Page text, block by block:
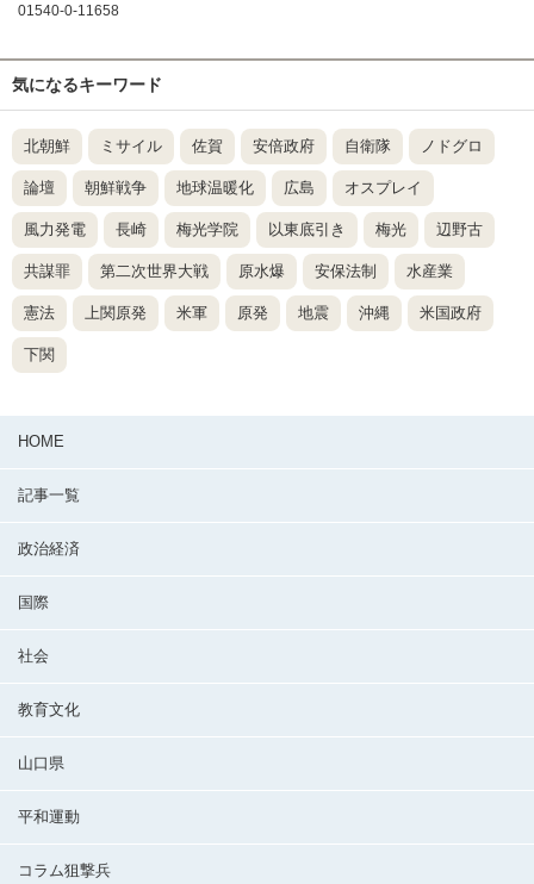
01540-0-11658
気になるキーワード
北朝鮮 ミサイル 佐賀 安倍政府 自衛隊 ノドグロ
論壇 朝鮮戦争 地球温暖化 広島 オスプレイ
風力発電 長崎 梅光学院 以東底引き 梅光 辺野古
共謀罪 第二次世界大戦 原水爆 安保法制 水産業
憲法 上関原発 米軍 原発 地震 沖縄 米国政府
下関
HOME
記事一覧
政治経済
国際
社会
教育文化
山口県
平和運動
コラム狙撃兵